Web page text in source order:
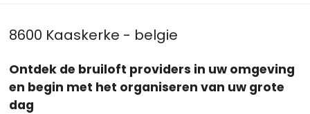
8600 Kaaskerke - belgie
Ontdek de bruiloft providers in uw omgeving
en begin met het organiseren van uw grote
dag